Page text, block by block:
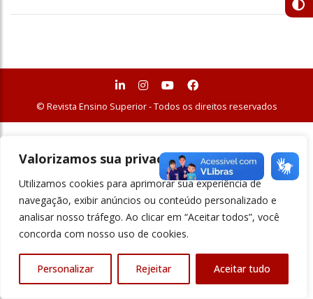
Valorizamos sua privacidade
Utilizamos cookies para aprimorar sua experiência de
navegação, exibir anúncios ou conteúdo personalizado e
analisar nosso tráfego. Ao clicar em “Aceitar todos”, você
concorda com nosso uso de cookies.
Personalizar Rejeitar Aceitar tudo
© Revista Ensino Superior - Todos os direitos reservados